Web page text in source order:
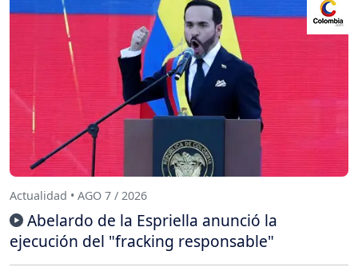
Actualidad • AGO 7 / 2026
Abelardo de la Espriella anunció la
ejecución del "fracking responsable"